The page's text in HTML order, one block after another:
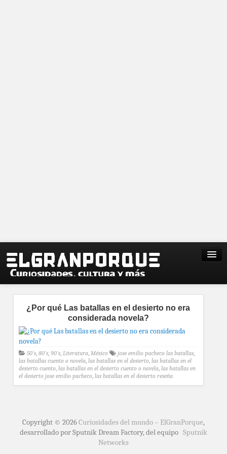
¿Por qué Las batallas en el desierto no era
considerada novela?
50's, 80's, 90's, Literatura, México jose emilio pacheco las batallas,
las batallas cuento o novela, las batallas en el desierto, las batallas en el
desierto cuento, las batallas en el desierto cuento o novela, las batallas en
el desierto jose emilio pacheco, las batallas en el desierto reseña
Copyright © 2026Curiosidades del mundo – ElGranPorque,
desarrollado por Sputnik Dream Factory, del equipo Sputnik
Networks